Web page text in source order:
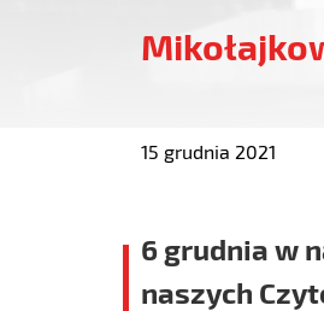
15 grudnia 2021
6 grudnia w
naszych